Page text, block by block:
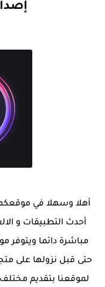
أحدث التطبيقات و
مباشرة دائما ويتوفر
لموقعنا بتقديم